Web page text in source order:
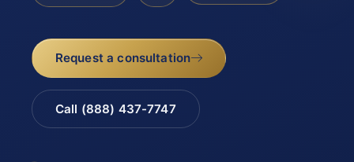
Request a consultation
Call (888) 437-7747